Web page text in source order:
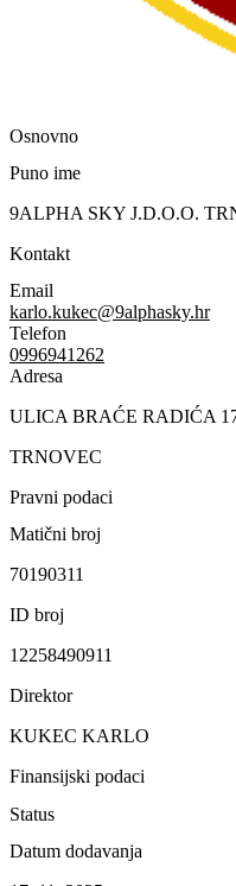
Osnovno
Puno ime
9ALPHA SKY J.D.O.O.
Kontakt
Email
karlo.kukec@9alphasky.hr
Telefon
0996941262
Adresa
ULICA BRAĆE RADIĆA
TRNOVEC
Pravni podaci
Matični broj
70190311
ID broj
12258490911
Direktor
KUKEC KARLO
Finansijski podaci
Status
Datum dodavanja